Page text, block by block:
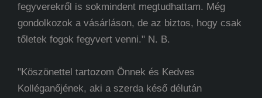
fegyverekről is sokmindent megtudhattam. Még
gondolkozok a vásárláson, de az biztos, hogy csak
tőletek fogok fegyvert venni." N. B.
"Köszönettel tartozom Önnek és Kedves
Kolléganőjének, aki a szerda késő délután